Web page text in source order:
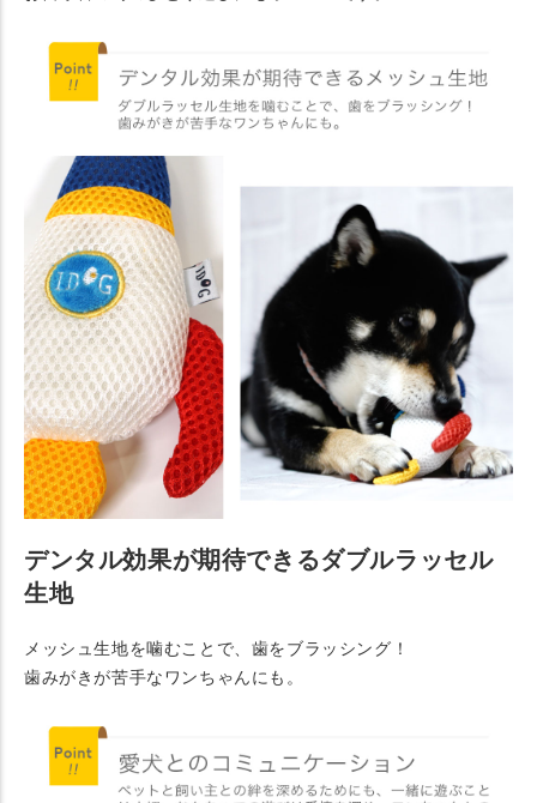
デンタル効果が期待できるダブルラッセル
生地
メッシュ生地を噛むことで、歯をブラッシング！
歯みがきが苦手なワンちゃんにも。